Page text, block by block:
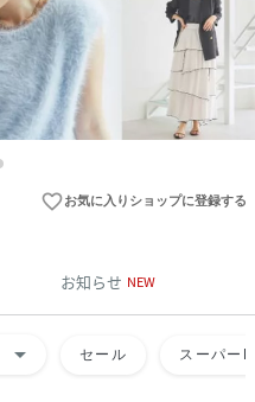
favorite_borderお気に入りショップに登録する
お知らせ NEW
arrow_drop_down セール スーパー